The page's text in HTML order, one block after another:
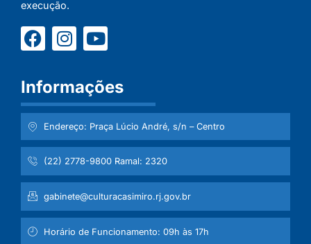
execução.
Informações
Endereço: Praça Lúcio André, s/n – Centro
(22) 2778-9800 Ramal: 2320
gabinete@culturacasimiro.rj.gov.br
Horário de Funcionamento: 09h às 17h